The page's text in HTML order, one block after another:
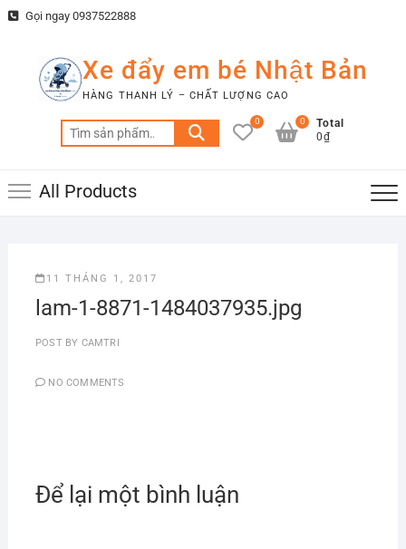
Skip Gọi ngay 0937522888
Xe đẩy em bé Nhật Bản
HÀNG THANH LÝ – CHẤT LƯỢNG CAO
Tìm
kiếm:
0
Total
0₫
0
All Products
11 THÁNG 1, 2017
lam-1-8871-1484037935.jpg
POST BY CAMTRI
NO COMMENTS
Để lại một bình luận